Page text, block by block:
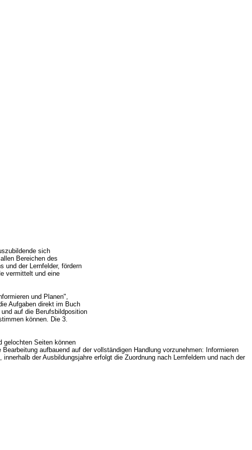
sich
Bereichen des
und der Lernfelder, fördern
vermittelt und eine
und Planen",
Aufgaben direkt im Buch
auf die Berufsbildposition
können. Die 3.
gelochten Seiten können
aufbauend auf der vollständigen Handlung vorzunehmen: Informieren
der Ausbildungsjahre erfolgt die Zuordnung nach Lernfeldern und nach der